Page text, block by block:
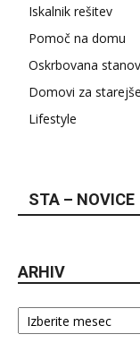
Iskalnik rešitev
Pomoč na domu
Oskrbovana
Domovi za starejše
Lifestyle
STA – NOVICE
ARHIV
Arhiv